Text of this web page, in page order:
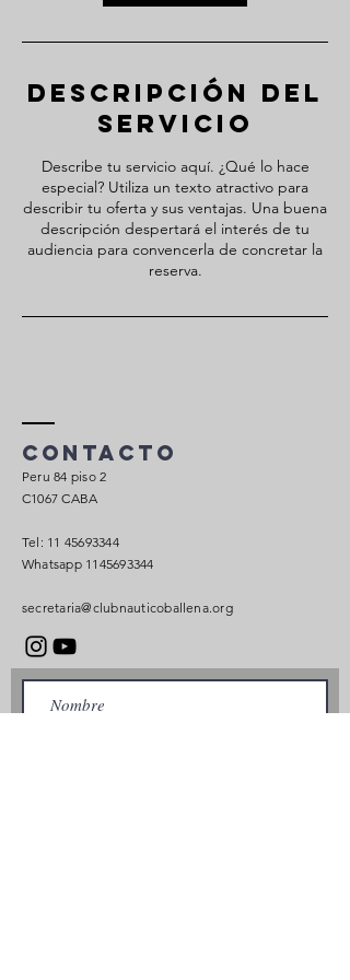
Descripción del
servicio
Describe tu servicio aquí. ¿Qué lo hace
especial? Utiliza un texto atractivo para
describir tu oferta y sus ventajas. Una buena
descripción despertará el interés de tu
audiencia para convencerla de concretar la
reserva.
Contacto
Peru 84 piso 2
C1067 CABA
Tel: 11 45693344
Whatsapp 1145693344
secretaria@clubnauticoballena.org